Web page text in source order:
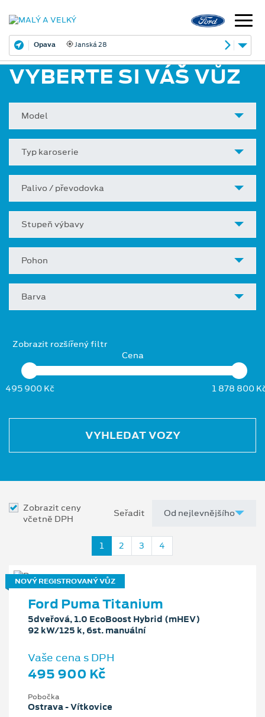
Opava Janská 28
VYBERTE SI VÁŠ VŮZ
Model
Typ karoserie
Palivo / převodovka
Stupeň výbavy
Pohon
Barva
Zobrazit rozšířený filtr
Cena
495 900 Kč 1 878 800
VYHLEDAT VOZY
Zobrazit ceny
včetně DPH
Seřadit
1 2 3 4
NOVÝ REGISTROVANÝ VŮZ
Ford Puma Titanium
5dveřová, 1.0 EcoBoost Hybrid (mHEV)
92 kW/125 k, 6st. manuální
Vaše cena s DPH
495 900 Kč
Pobočka
Ostrava - Vítkovice